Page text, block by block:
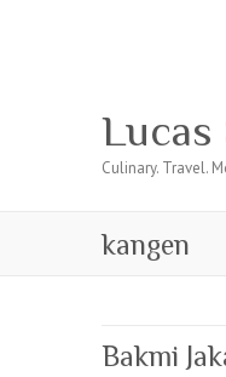
Lucas
Culinary. Travel.
kangen
Bakmi